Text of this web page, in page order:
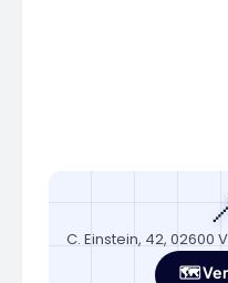
C. Einstein, 42,
🗺️ Ver